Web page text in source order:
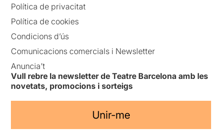
Política de privacitat
Política de cookies
Condicions d’ús
Comunicacions comercials i Newsletter
Anuncia’t
Vull rebre la newsletter de Teatre Barcelona amb les
novetats, promocions i sorteigs
Unir-me